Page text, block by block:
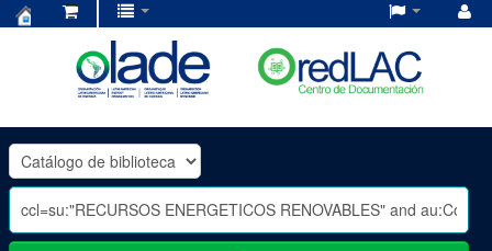
OLADE
-